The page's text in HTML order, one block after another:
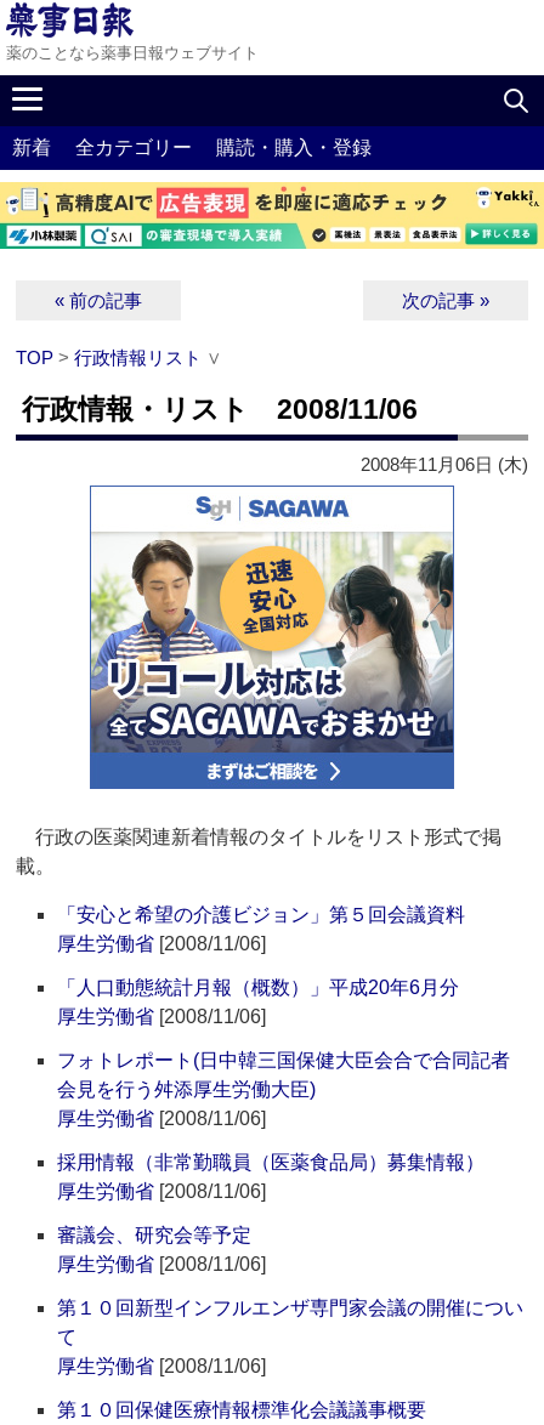
薬のことなら薬事日報ウェブサイト
新着 全カテゴリー 購読・購入・登録
« 前の記事 次の記事 »
TOP >行政情報リスト ∨
行政情報・リスト 2008/11/06
2008年11月06日 (木)
行政の医薬関連新着情報のタイトルをリスト形式で掲
載。
「安心と希望の介護ビジョン」第５回会議資料
厚生労働省 [2008/11/06]
「人口動態統計月報（概数）」平成20年6月分
厚生労働省 [2008/11/06]
フォトレポート(日中韓三国保健大臣会合で合同記者
会見を行う舛添厚生労働大臣)
厚生労働省 [2008/11/06]
採用情報（非常勤職員（医薬食品局）募集情報）
厚生労働省 [2008/11/06]
審議会、研究会等予定
厚生労働省 [2008/11/06]
第１０回新型インフルエンザ専門家会議の開催につい
て
厚生労働省 [2008/11/06]
第１０回保健医療情報標準化会議議事概要